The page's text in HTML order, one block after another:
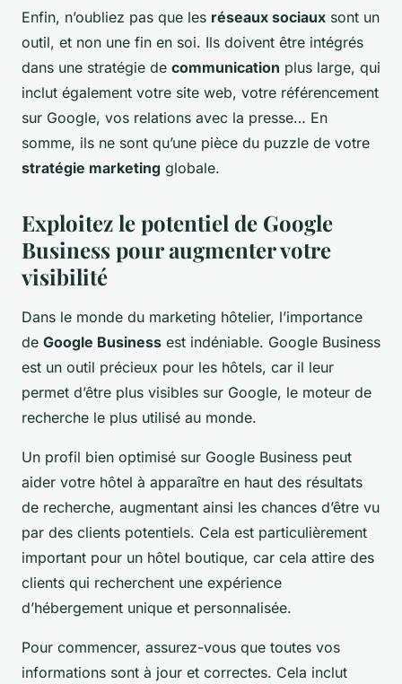
Enfin, n’oubliez pas que les réseaux sociaux sont un
outil, et non une fin en soi. Ils doivent être intégrés
dans une stratégie de communication plus large, qui
inclut également votre site web, votre référencement
sur Google, vos relations avec la presse… En
somme, ils ne sont qu’une pièce du puzzle de votre
stratégie marketing globale.
Exploitez le potentiel de Google
Business pour augmenter votre
visibilité
Dans le monde du marketing hôtelier, l’importance
de Google Business est indéniable. Google Business
est un outil précieux pour les hôtels, car il leur
permet d’être plus visibles sur Google, le moteur de
recherche le plus utilisé au monde.
Un profil bien optimisé sur Google Business peut
aider votre hôtel à apparaître en haut des résultats
de recherche, augmentant ainsi les chances d’être vu
par des clients potentiels. Cela est particulièrement
important pour un hôtel boutique, car cela attire des
clients qui recherchent une expérience
d’hébergement unique et personnalisée.
Pour commencer, assurez-vous que toutes vos
informations sont à jour et correctes. Cela inclut